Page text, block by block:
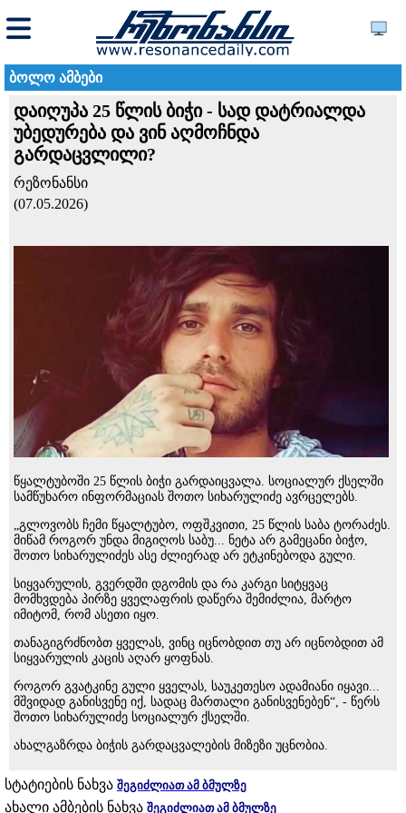
ბოლო ამბები
დაიღუპა 25 წლის ბიჭი - სად დატრიალდა
უბედურება და ვინ აღმოჩნდა
გარდაცვლილი?
რეზონანსი
(07.05.2026)
წყალტუბოში 25 წლის ბიჭი გარდაიცვალა. სოციალურ ქსელში
სამწუხარო ინფორმაციას შოთო სიხარულიძე ავრცელებს.
„გლოვობს ჩემი წყალტუბო, ოფშკვითი, 25 წლის საბა ტორაძეს.
მიწამ როგორ უნდა მიგიღოს საბუ... ნეტა არ გამეცანი ბიჭო,
შოთო სიხარულიძეს ასე ძლიერად არ ეტკინებოდა გული.
სიყვარულის, გვერდში დგომის და რა კარგი სიტყვაც
მომხვდება პირზე ყველაფრის დაწერა შემიძლია, მარტო
იმიტომ, რომ ასეთი იყო.
თანაგიგრძნობთ ყველას, ვინც იცნობდით თუ არ იცნობდით ამ
სიყვარულის კაცის აღარ ყოფნას.
როგორ გვატკინე გული ყველას, საუკეთესო ადამიანი იყავი...
მშვიდად განისვენე იქ, სადაც მართალი განისვენებენ“, - წერს
შოთო სიხარულიძე სოციალურ ქსელში.
ახალგაზრდა ბიჭის გარდაცვალების მიზეზი უცნობია.
სტატიების ნახვა შეგიძლიათ ამ ბმულზე
ახალი ამბების ნახვა შეგიძლიათ ამ ბმულზე